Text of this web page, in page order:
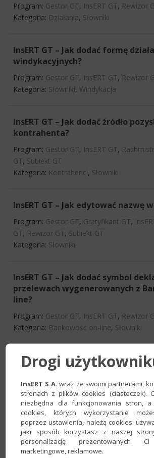
Program: Gestor GT, InsERT GT, Rewizor
Kategoria: Działania, Słowniki
InsERT GT – Jak dodać formę
windykacyjnych?
Program: Gestor GT, InsERT GT, Rewizor
Kategoria: Słowniki, Windykacja
InsERT GT – Jak dodać źródło
kontrahenta?
Program: Gestor GT, InsERT GT,
GT, Subiekt GT
Kategoria: Kontrahenci, Słowniki
InsERT GT – Jak edytować nazwę
Program: Gestor GT, Gratyfikant GT,
GT, Rewizor GT, Subiekt GT
Kategoria: Słowniki
InsERT GT – Jak dodać symbol
przelewach wygenerowanych z
line?
Program: Gestor GT, InsERT GT, Rewizor
Kategoria: Bankowość on-line, Słowniki
InsERT GT – Jak dodać nowy
GT,Subiekt GT
Kategoria:Konfiguracja,Słowniki
Rewizor GT – Jak zablokować
możliwość dodawania schematów
dekretacji?
Drogi
InsERT S.A. wraz ze swoimi partnerami,
stronach z plików cookies (ciasteczek).
niezbędna dla funkcjonowania stron, a
cookies, których wykorzystanie
poprzez ustawienia, należą cookies:
jaki sposób korzystasz z naszej
personalizację prezentowanych
marketingowe, reklamowe.